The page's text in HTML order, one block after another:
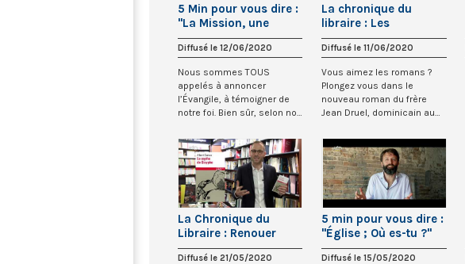
5 Min pour vous dire :
"La Mission, une
vocation pour tous"
Diffusé le 12/06/2020
Nous sommes TOUS
appelés à annoncer
l’Évangile, à témoigner de
notre foi. Bien sûr, selon nos
La chronique du
libraire : Les
métamorphoses du
pélican par Jean Druel
(Cerf)
Diffusé le 11/06/2020
Vous aimez les romans ?
Plongez vous dans le
nouveau roman du frère
Jean Druel, dominicain au
La Chronique du
Libraire : Renouer
avec la lecture
Diffusé le 21/05/2020
5 min pour vous dire :
"Église ; Où es-tu ?"
Diffusé le 15/05/2020